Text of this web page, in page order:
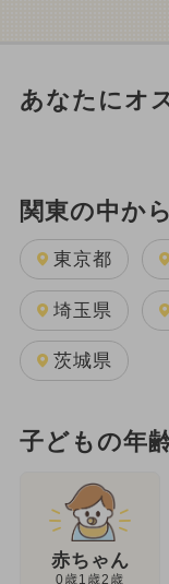
あなたにオ
関東の中か
東京都
埼玉県
茨城県
子どもの年
赤ちゃん
0歳1歳2歳